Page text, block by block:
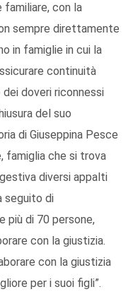
con la
sempre direttamente
in famiglie in cui la
continuità
doveri riconnessi
del suo
di Giuseppina Pesce
famiglia che si trova
diversi appalti
seguito di
più di 70 persone,
con la giustizia.
con la giustizia
per i suoi figli”.